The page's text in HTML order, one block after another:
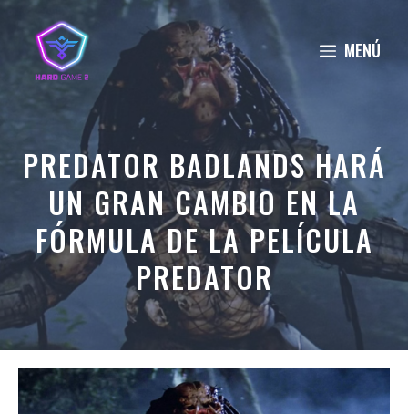
Saltar
contenido
MENÚ
PREDATOR BADLANDS HARÁ
UN GRAN CAMBIO EN LA
FÓRMULA DE LA PELÍCULA
PREDATOR